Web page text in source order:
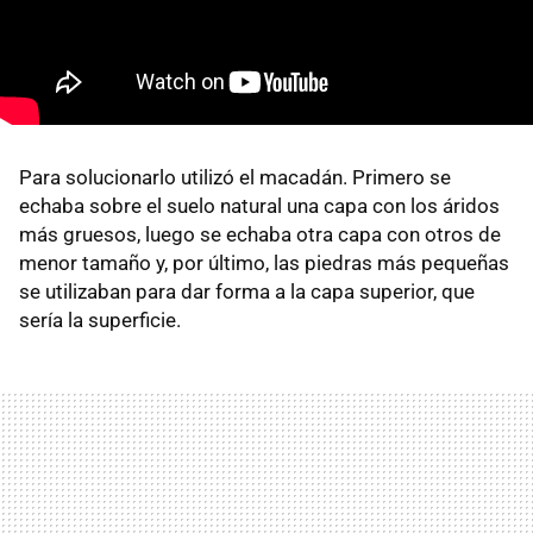
Para solucionarlo utilizó el macadán. Primero se
echaba sobre el suelo natural una capa con los áridos
más gruesos, luego se echaba otra capa con otros de
menor tamaño y, por último, las piedras más pequeñas
se utilizaban para dar forma a la capa superior, que
sería la superficie.